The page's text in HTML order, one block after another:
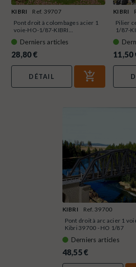
KIBRI
Ref. 39707
Pont droit à colombages acier 1
voie-HO-1/87-KIBRI...
Derniers articles
28,80 €
DÉTAIL
KIBRI
Pilier
1/87-
11,50
KIBRI
Ref. 39700
Pont droit à arc acier 1
Kibri 39700 - HO 1/87
Derniers articles
48,55 €